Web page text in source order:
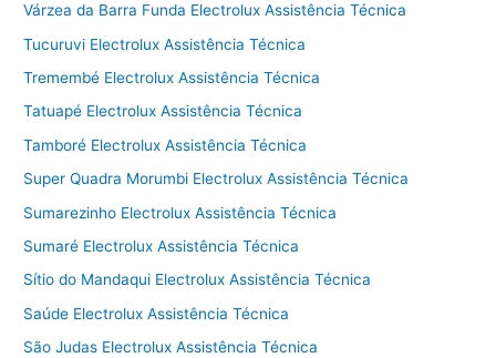
Várzea da Barra Funda Electrolux Assistência Técnica
Tucuruvi Electrolux Assistência Técnica
Tremembé Electrolux Assistência Técnica
Tatuapé Electrolux Assistência Técnica
Tamboré Electrolux Assistência Técnica
Super Quadra Morumbi Electrolux Assistência Técnica
Sumarezinho Electrolux Assistência Técnica
Sumaré Electrolux Assistência Técnica
Sítio do Mandaqui Electrolux Assistência Técnica
Saúde Electrolux Assistência Técnica
São Judas Electrolux Assistência Técnica